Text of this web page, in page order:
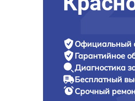
Официальный
Гарантийное
Диагностика
Бесплатный
Срочный